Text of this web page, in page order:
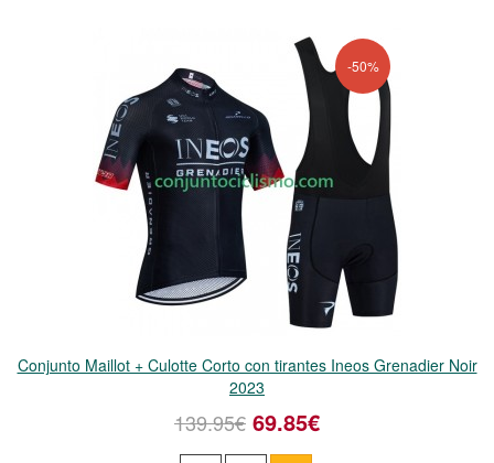
-50%
Conjunto Maillot + Culotte Corto con tirantes Ineos Grenadier Noir
2023
139.95€ 69.85€